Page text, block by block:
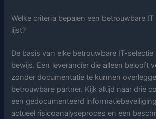
Welke criteria bepalen een betrouwbare
lijst?
De basis van elke betrouwbare IT-
bewijs. Een leverancier die alleen belooft
zonder documentatie te kunnen
betrouwbare partner. Kijk altijd naar drie
een gedocumenteerd
actueel risicoanalyseproces en een